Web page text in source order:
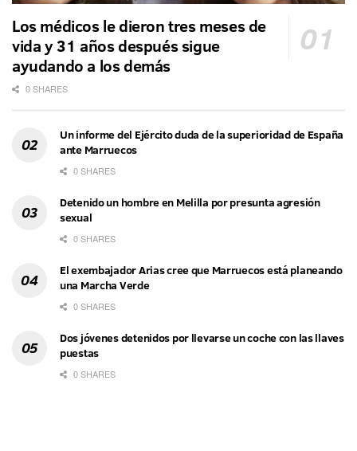
Los médicos le dieron tres meses de
vida y 31 años después sigue
ayudando a los demás
0 SHARES
Un informe del Ejército duda de la superioridad de España
ante Marruecos
0 SHARES
Detenido un hombre en Melilla por presunta agresión
sexual
0 SHARES
El exembajador Arias cree que Marruecos está planeando
una Marcha Verde
0 SHARES
Dos jóvenes detenidos por llevarse un coche con las llaves
puestas
0 SHARES